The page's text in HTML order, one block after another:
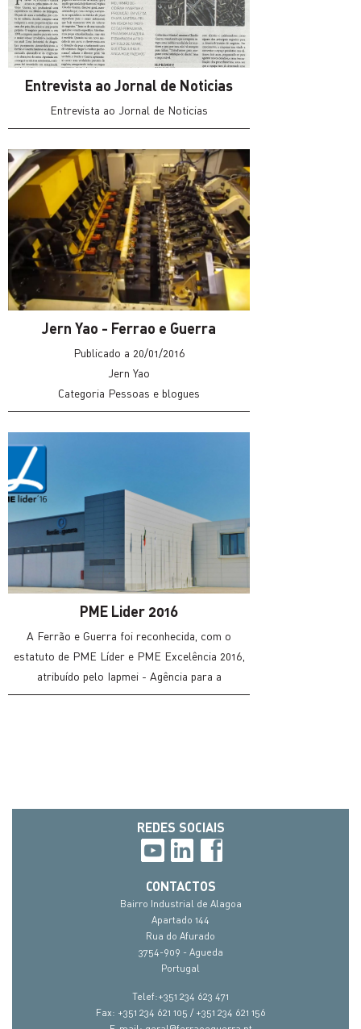
Entrevista ao Jornal de Noticias
Entrevista ao Jornal de Noticias
Jern Yao - Ferrao e Guerra
Publicado a 20/01/2016
Jern Yao
Categoria Pessoas e blogues
Licença padrão do YouTube
PME Lider 2016
A Ferrão e Guerra foi reconhecida, com o
estatuto de PME Líder e PME Excelência 2016,
atribuído pelo Iapmei - Agência para a
Competitividade e Inovação e pelo Turismo de
numa base de confiança facilitadora do
desenvolvimento dos seus negócios
REDES SOCIAIS
CONTACTOS
Bairro Industrial de Alagoa
Apartado 144
Rua do Afurado
3754-909 - Agueda
Portugal
Telef:+351 234 623 471
Fax: +351 234 621 105 / +351 234 621 156